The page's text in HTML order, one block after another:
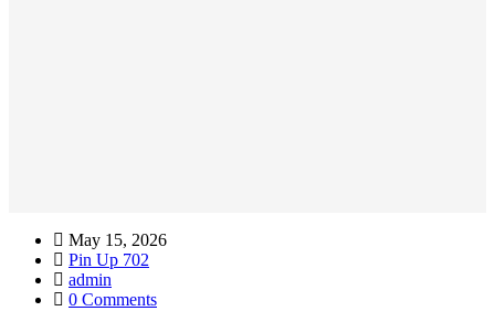
May 15, 2026
Pin Up 702
admin
0 Comments